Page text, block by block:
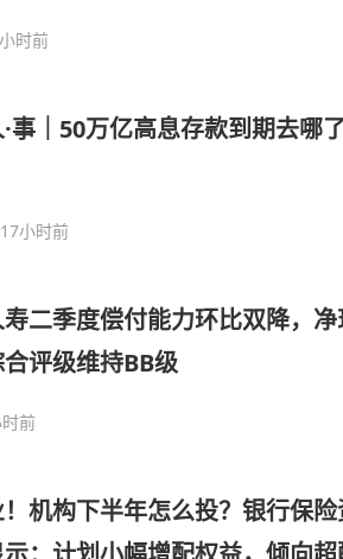
时前
事｜50万亿高息存款到期去哪了
17小时前
寿二季度偿付能力环比双降，净
评级维持BB级
前
机构下半年怎么投？银行保